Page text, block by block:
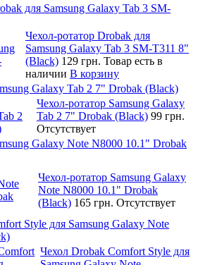
для Samsung Galaxy Tab 3 SM-
Чехол-ротатор Drobak для
Samsung Galaxy Tab 3 SM-T311 8"
(Black) 129 грн. Товар есть в
наличии В корзину
Galaxy Tab 2 7" Drobak (Black)
Чехол-ротатор Samsung Galaxy
Tab 2 7" Drobak (Black) 99 грн.
Отсутствует
Galaxy Note N8000 10.1" Drobak
Чехол-ротатор Samsung Galaxy
Note N8000 10.1" Drobak
(Black) 165 грн. Отсутствует
Style для Samsung Galaxy Note
Чехол Drobak Comfort Style для